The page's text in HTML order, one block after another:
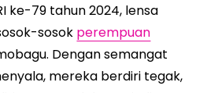
ke-79 tahun 2024, lensa
sosok perempuan
Dengan semangat
mereka berdiri tegak,